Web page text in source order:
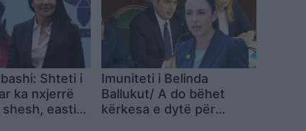
Shteti i
ka nxjerrë
easti
Imuniteti i Belinda
Ballukut/ A do bëhet
kërkesa e dytë për